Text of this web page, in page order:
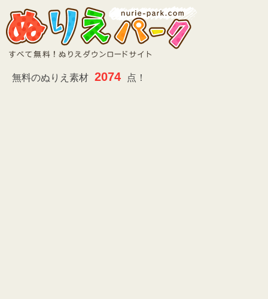
無料のぬりえ素材 2074 点！